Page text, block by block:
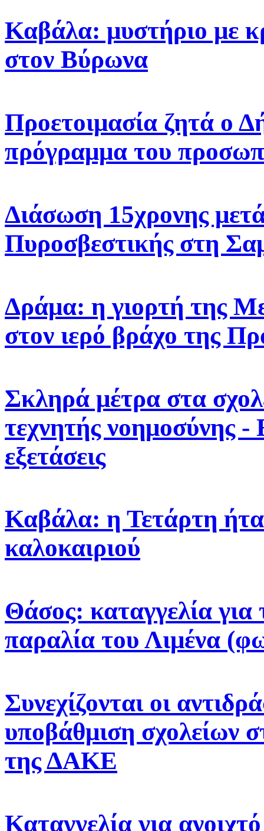
Καβάλα: μυστήριο με
στον Βύρωνα
Προετοιμασία ζητά ο
πρόγραμμα του
Διάσωση 15χρονης
Πυροσβεστικής στη
Δράμα: η γιορτή της
στον ιερό βράχο της
Σκληρά μέτρα στα
τεχνητής νοημοσύνης -
εξετάσεις
Καβάλα: η Τετάρτη
καλοκαιριού
Θάσος: καταγγελία για
παραλία του Λιμένα
Συνεχίζονται οι
υποβάθμιση σχολείων
της ΔΑΚΕ
Καταγγελία για